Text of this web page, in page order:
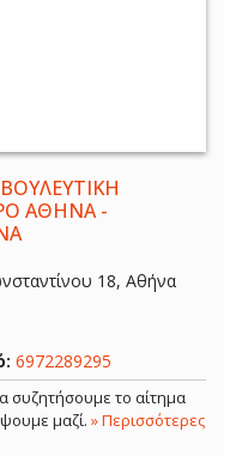
ΑΘΗΝΑ -
18, Αθήνα
6972289295
συζητήσουμε το αίτημα
μαζί. » Περισσότερες